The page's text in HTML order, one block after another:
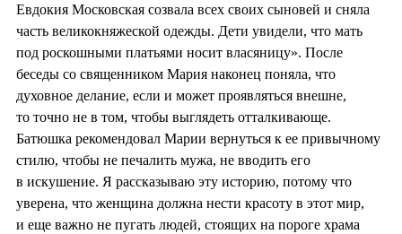
Евдокия Московская созвала всех своих сыновей и сняла
часть великокняжеской одежды. Дети увидели, что мать
под роскошными платьями носит власяницу». После
беседы со священником Мария наконец поняла, что
духовное делание, если и может проявляться внешне,
то точно не в том, чтобы выглядеть отталкивающе.
Батюшка рекомендовал Марии вернуться к ее привычному
стилю, чтобы не печалить мужа, не вводить его
в искушение. Я рассказываю эту историю, потому что
уверена, что женщина должна нести красоту в этот мир,
и еще важно не пугать людей, стоящих на пороге храма